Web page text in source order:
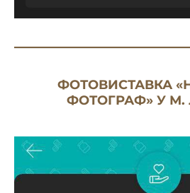
ФОТОВИСТАВКА
ФОТОГРАФ» У М.